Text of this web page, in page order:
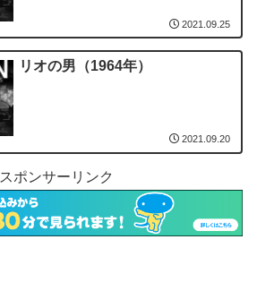
2021.09.25
リオの男（1964年）
2021.09.20
スポンサーリンク